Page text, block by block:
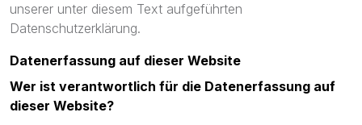
unserer unter diesem Text aufgeführten
Datenschutzerklärung.
Datenerfassung auf dieser Website
Wer ist verantwortlich für die Datenerfassung auf
dieser Website?